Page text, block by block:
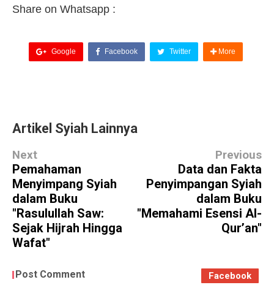
Share on Whatsapp :
Google Facebook Twitter More
Artikel Syiah Lainnya
Next
Pemahaman
Menyimpang Syiah
dalam Buku
"Rasulullah Saw:
Sejak Hijrah Hingga
Wafat"
Previous
Data dan Fakta
Penyimpangan Syiah
dalam Buku
"Memahami Esensi Al-
Qur’an"
Post Comment Facebook